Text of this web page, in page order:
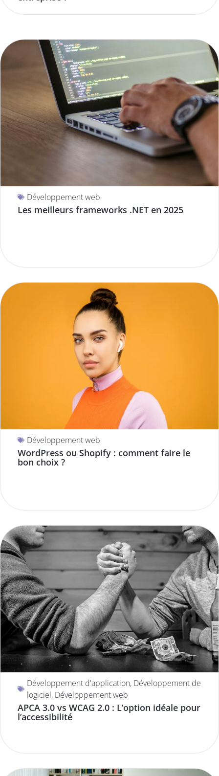
Développement web
Les meilleurs frameworks .NET en 2025
Développement web
WordPress ou Shopify : comment faire le
bon choix ?
Développement d'application, Développement de
logiciel, Développement web
APCA 3.0 vs WCAG 2.0 : L’option idéale pour
l’accessibilité